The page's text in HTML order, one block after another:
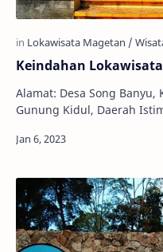
Keindahan
Alamat: Desa Song
Gunung Kidul, Daerah